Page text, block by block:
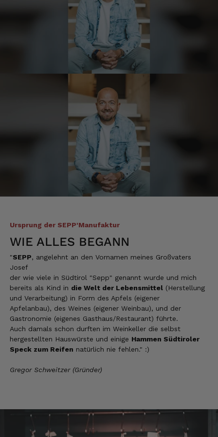
Ursprung der SEPP'Manufaktur
WIE ALLES BEGANN
"SEPP, angelehnt an den Vornamen meines Großvaters
Josef
der wie viele in Südtirol "Sepp" genannt wurde und mich
bereits als Kind in die Welt der Lebensmittel (Herstellung
und Verarbeitung) in Form des Apfels (eigener
Apfelanbau), des Weines (eigener Weinbau), und der
Gastronomie (eigenes Gasthaus/Restaurant) führte.
Auch damals schon durften im Weinkeller die selbst
hergestellten Hauswürste und einige Hammen Südtiroler
Speck zum Reifen natürlich nie fehlen." :)
Gregor Schweitzer (Gründer)
Redzic
Verifizierter Kunde
Die Produkte sind einfach der Hammer.
Danke dafür
Hans-Dieter
Verifizierter Kunde
Gelieferter Speck ist okay und schmeckt
auch sehr gut. Lieferzeit geht so.
Michael
Verifizierter Kunde
Super Ware gerne wieder
Verifizierter Kunde
fantastische Ware + schneller Versand!!!
Anonym
Verifizierter Kunde
Super Qualität. Geschmacklich hervorragend.
9.8.2026
Anonym
Roberto